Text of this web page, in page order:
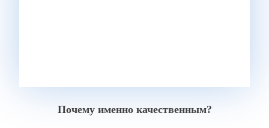
Почему именно качественным?